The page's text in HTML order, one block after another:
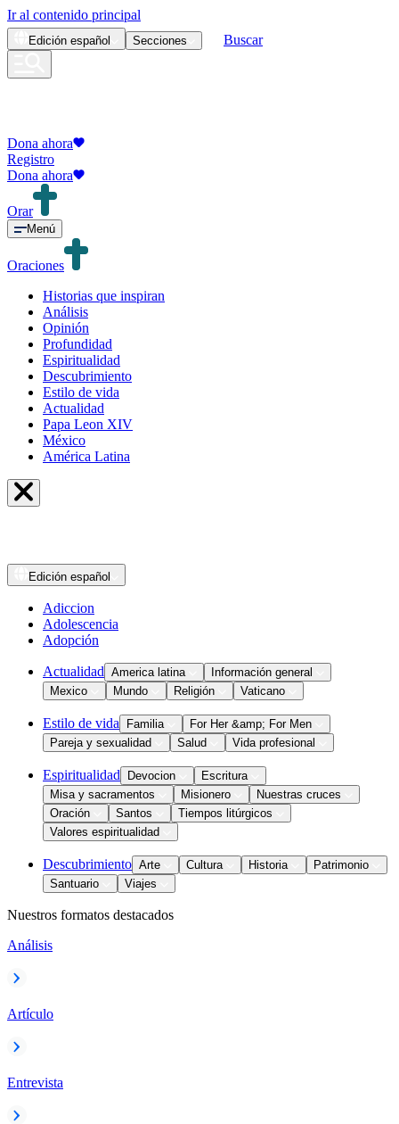
Ir al contenido principal
Edición español Secciones Buscar
Dona ahora
Registro
Dona ahora
Orar
Menú
Oraciones
Historias que inspiran
Análisis
Opinión
Profundidad
Espiritualidad
Descubrimiento
Estilo de vida
Actualidad
Papa Leon XIV
México
América Latina
Edición español
Adiccion
Adolescencia
Adopción
Actualidad America latina
Información general
Mexico
Mundo Religión Vaticano
Estilo de vida Familia
For Her &amp; For Men
Pareja y sexualidad
Salud Vida profesional
Espiritualidad Devocion
Escritura
Misa y sacramentos
Misionero
Nuestras cruces
Oración
Santos
Tiempos litúrgicos
Valores espiritualidad
Descubrimiento Arte Cultura Historia
Patrimonio
Santuario
Viajes
Nuestros formatos destacados
Análisis
Artículo
Entrevista